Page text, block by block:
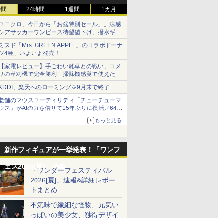
24時間 1週間 1カ月
ニクロ、今日から「お盆特別セール」。涼感
アサッカーワンピース待望値下げ、撥水ギア
ョーツは1990円に
スド「Mrs. GREEN APPLE」のコラボドーナ
4種、いよいよ発売！
家電レビュー】手ごわい雑草との戦い、コメ
の草刈機で完全勝利 掃除機感覚で使えた
、楽天へのローミングを9月末で終了
舗のマウスユーティリティ「チューチューマ
ス」がAIの力を借りて15年ぶりに復活／64bit
、Windows 10/11、「Chrome」も走り回
。復活記念で2026年末まで500円
もっと見る
新作フィギュアが一挙発表！「ワンフ
ェス2026[夏]」特集「ワンダーフェスティバル
2026[夏]」速報&詳細レポー
トまとめ
不気味で繊細な怪物、元気い
っぱいの美少女、独得デザイ